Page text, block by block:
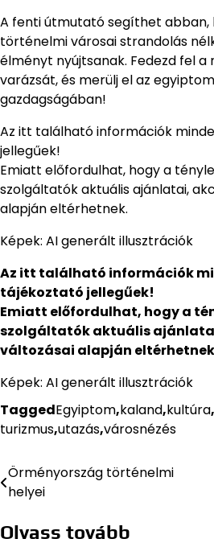
A fenti útmutató segíthet abban,
történelmi városai strandolás
élményt nyújtsanak. Fedezd fel a
varázsát, és merülj el az
gazdagságában!
Az itt található információk
jellegűek!
Emiatt előfordulhat, hogy a
szolgáltatók aktuális ajánlatai,
alapján eltérhetnek.
Képek: AI generált illusztrációk
Az itt található információk
tájékoztató jellegűek!
Emiatt előfordulhat, hogy a
szolgáltatók aktuális
változásai alapján
Képek: AI generált illusztrációk
TaggedEgyiptom,kaland,kultúra,
turizmus,utazás,városnézés
Bejegyzés
navigáció
Örményország történelmi
helyei
Olvass tovább